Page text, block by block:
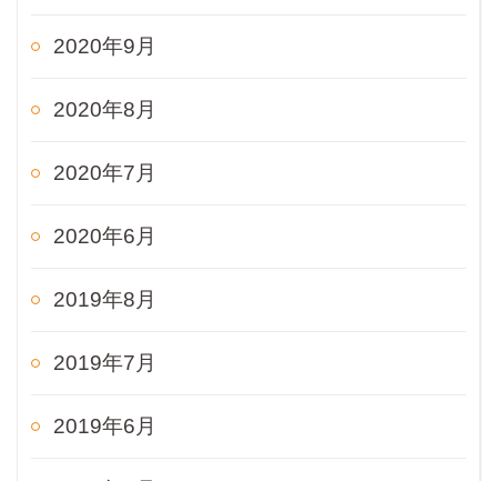
2020年9月
2020年8月
2020年7月
2020年6月
2019年8月
2019年7月
2019年6月